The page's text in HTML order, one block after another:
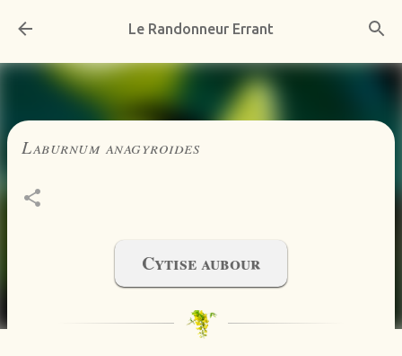
Accéder au contenu principal
Le Randonneur Errant
Laburnum anagyroides
Cytise aubour